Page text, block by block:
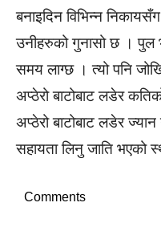
बनाइदिन विभिन्न
उनीहरुको गुनासो छ । पुल
समय लाग्छ । त्यो पनि
अप्ठेरो बाटोबाट लडेर
अप्ठेरो बाटोबाट लडेर
सहायता लिनु जाति भएको
Comments